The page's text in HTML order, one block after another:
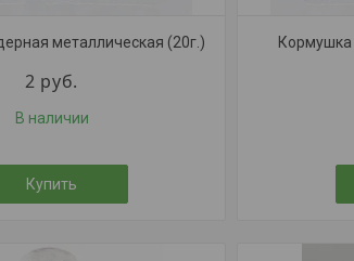
металлическая (20г.)
2 руб.
В наличии
Купить